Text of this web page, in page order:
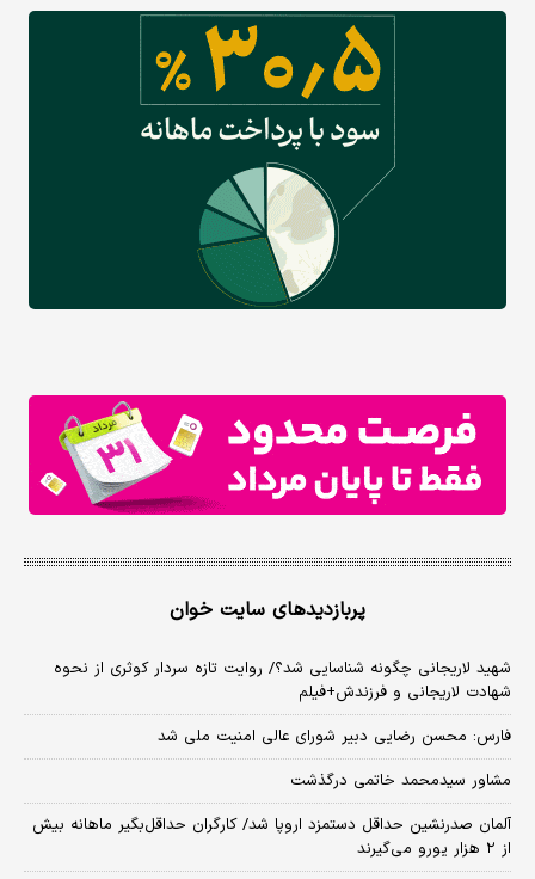
پربازدیدهای سایت خوان
شهید لاریجانی چگونه شناسایی شد؟/ روایت تازه سردار کوثری از نحوه
شهادت لاریجانی و فرزندش+فیلم
فارس: محسن رضایی دبیر شورای عالی امنیت ملی شد
مشاور سیدمحمد خاتمی درگذشت
آلمان صدرنشین حداقل دستمزد اروپا شد/ کارگران حداقل‌بگیر ماهانه بیش
از ۲ هزار یورو می‌گیرند